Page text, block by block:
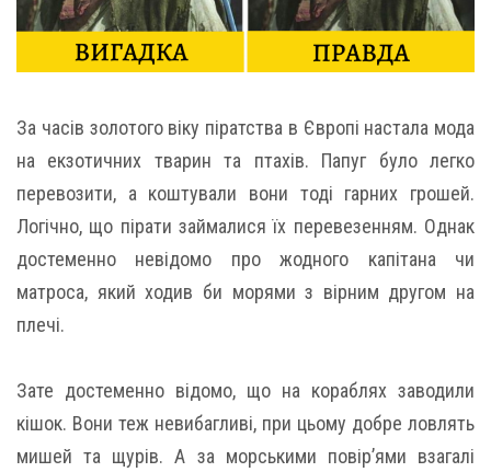
За часів золотого віку піратства в Європі настала мода
на екзотичних тварин та птахів. Папуг було легко
перевозити, а коштували вони тоді гарних грошей.
Логічно, що пірати займалися їх перевезенням. Однак
достеменно невідомо про жодного капітана чи
матроса, який ходив би морями з вірним другом на
плечі.
Зате достеменно відомо, що на кораблях заводили
кішок. Вони теж невибагливі, при цьому добре ловлять
мишей та щурів. А за морськими повір’ями взагалі